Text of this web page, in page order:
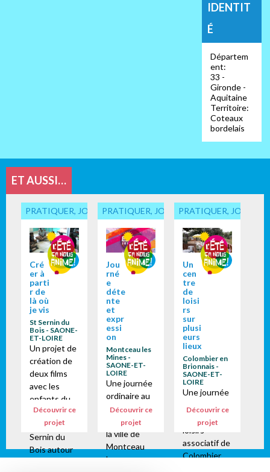
IDENTIT
É
Départem
ent:
33 -
Gironde -
Aquitaine
Territoire:
Coteaux
bordelais
ET AUSSI…
PRATIQUER, JOUER... ENSEMBLE
Cré
er à
parti
r de
là où
je vis
St Sernin du
Bois - SAONE-
ET-LOIRE
Un projet de
création de
deux films
avec les
enfants du
centre de
loisirs de St
Sernin du
Bois autour
Découvrir ce
projet
PRATIQUER, JOUER... ENSEMBLE
Jou
rné
e
déte
nte
et
expr
essi
on
Montceau les
Mines -
SAONE-ET-
LOIRE
Une journée
ordinaire au
service
jeunesse de
la ville de
Montceau
les
Découvrir ce
projet
PRATIQUER, JOUER...
Un
cen
tre
de
loisi
rs
sur
plusi
eurs
lieux
Colombier en
Brionnais -
SAONE-ET-
LOIRE
Une journée
ordinaire au
centre de
loisirs
associatif de
Colombier
Découvrir ce
projet